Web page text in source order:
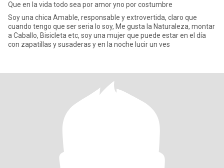
Que en la vida todo sea por amor yno por costumbre
Soy una chica Amable, responsable y extrovertida, claro que
cuando tengo que ser seria lo soy, Me gusta la Naturaleza, montar
a Caballo, Bisicleta etc, soy una mujer que puede estar en el día
con zapatillas y susaderas y en la noche lucir un ves